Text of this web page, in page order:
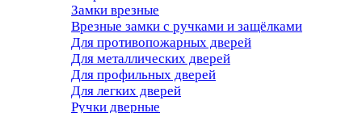
Замки врезные
Врезные замки с ручками и защёлками
Для противопожарных дверей
Для металлических дверей
Для профильных дверей
Для легких дверей
Ручки дверные